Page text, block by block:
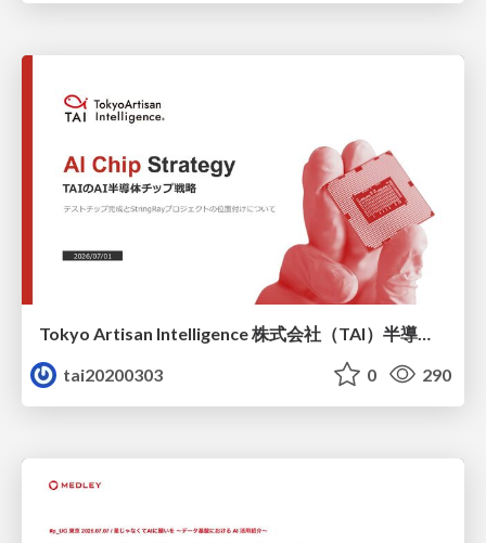
tai20200303
0 290